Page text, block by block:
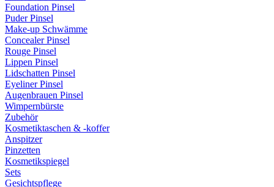
Foundation Pinsel
Puder Pinsel
Make-up Schwämme
Concealer Pinsel
Rouge Pinsel
Lippen Pinsel
Lidschatten Pinsel
Eyeliner Pinsel
Augenbrauen Pinsel
Wimpernbürste
Zubehör
Kosmetiktaschen & -koffer
Anspitzer
Pinzetten
Kosmetikspiegel
Sets
Gesichtspflege